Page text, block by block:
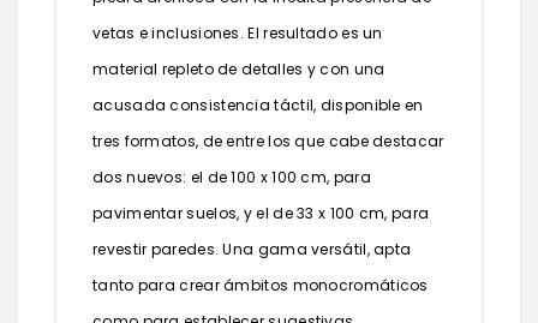
vetas e inclusiones. El resultado es un
material repleto de detalles y con una
acusada consistencia táctil, disponible en
tres formatos, de entre los que cabe destacar
dos nuevos: el de 100 x 100 cm, para
pavimentar suelos, y el de 33 x 100 cm, para
revestir paredes. Una gama versátil, apta
tanto para crear ámbitos monocromáticos